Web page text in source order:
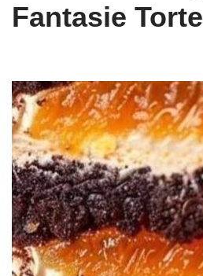
Fantasie Torte